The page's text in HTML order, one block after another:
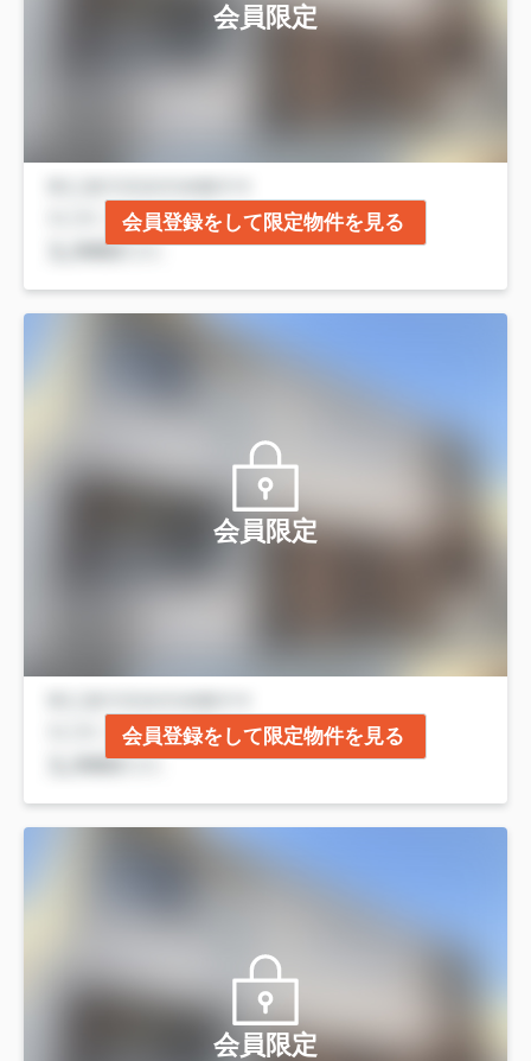
会員限定
会員登録をして限定物件を見る
会員限定
会員登録をして限定物件を見る
会員限定